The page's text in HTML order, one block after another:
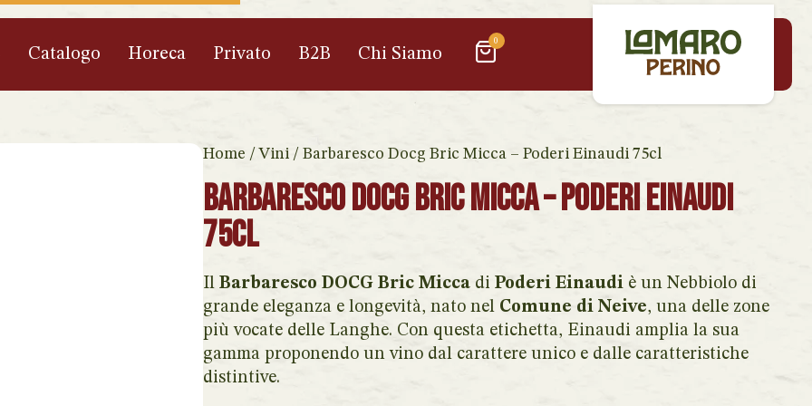
Catalogo Horeca Privato B2B Chi Siamo
0
Home /Vini / Barbaresco Docg Bric Micca – Poderi Einaudi 75cl
Barbaresco Docg Bric Micca – Poderi Einaudi
75cl
Il Barbaresco DOCG Bric Micca di Poderi Einaudi è un Nebbiolo di
grande eleganza e longevità, nato nel Comune di Neive, una delle zone
più vocate delle Langhe. Con questa etichetta, Einaudi amplia la sua
gamma proponendo un vino dal carattere unico e dalle caratteristiche
distintive.